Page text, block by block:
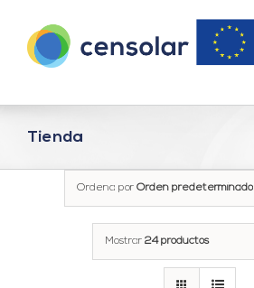
contenido
Tienda
Ordena por Orden predeterminado
Mostrar 24 productos